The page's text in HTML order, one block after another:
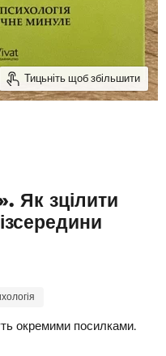
Тицьніть щоб збільшити
Як зцілити
окремими посилками.